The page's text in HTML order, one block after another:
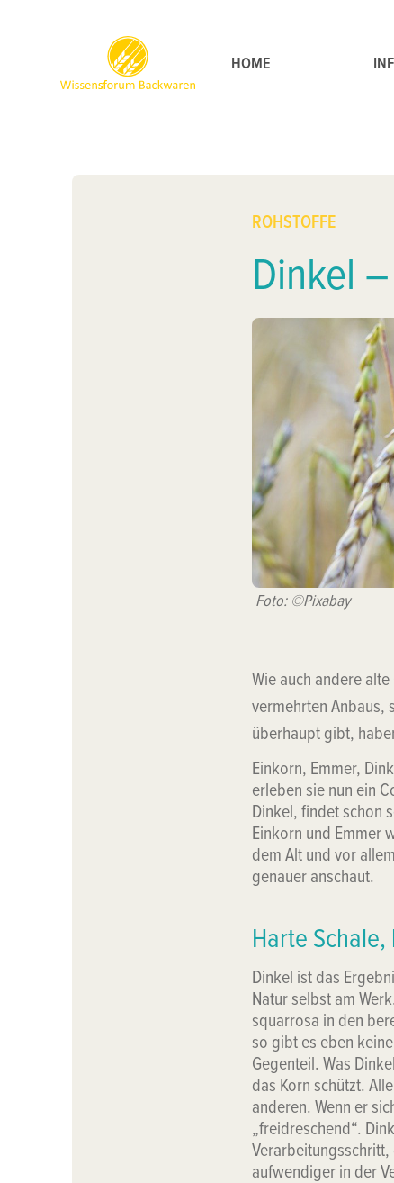
HOME
ROHSTOFFE
Dinkel
Foto: ©Pixabay
Wie auch andere
vermehrten Anbaus,
überhaupt gibt,
Einkorn, Emmer,
erleben sie nun ein
Dinkel, findet schon
Einkorn und Emmer
dem Alt und vor
genauer anschaut.
Harte
Dinkel ist das
Natur selbst am
squarrosa in den
so gibt es eben
Gegenteil. Was
das Korn schützt.
anderen. Wenn er
„freidreschend“.
aufwendiger in der